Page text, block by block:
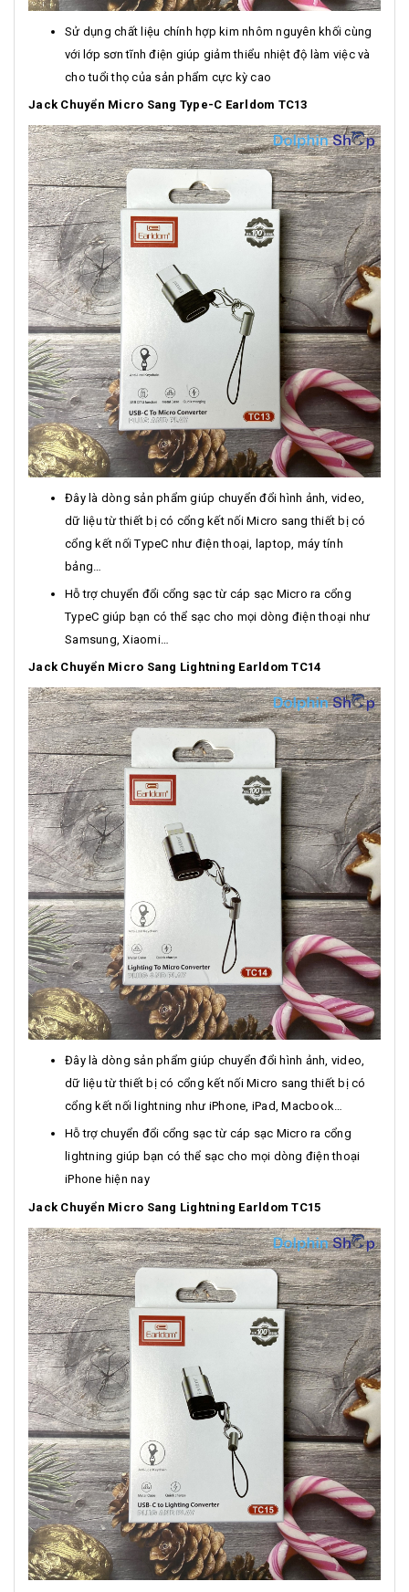
Sử dụng chất liệu chính hợp kim nhôm nguyên khối cùng
với lớp sơn tĩnh điện giúp giảm thiểu nhiệt độ làm việc và
cho tuổi thọ của sản phẩm cực kỳ cao
Jack Chuyển Micro Sang Type-C Earldom TC13
Đây là dòng sản phẩm giúp chuyển đổi hình ảnh, video,
dữ liệu từ thiết bị có cổng kết nối Micro sang thiết bị có
cổng kết nối TypeC như điện thoại, laptop, máy tính
bảng…
Hỗ trợ chuyển đổi cổng sạc từ cáp sạc Micro ra cổng
TypeC giúp bạn có thể sạc cho mọi dòng điện thoại như
Samsung, Xiaomi…
Jack Chuyển Micro Sang Lightning Earldom TC14
Đây là dòng sản phẩm giúp chuyển đổi hình ảnh, video,
dữ liệu từ thiết bị có cổng kết nối Micro sang thiết bị có
cổng kết nối lightning như iPhone, iPad, Macbook…
Hỗ trợ chuyển đổi cổng sạc từ cáp sạc Micro ra cổng
lightning giúp bạn có thể sạc cho mọi dòng điện thoại
iPhone hiện nay
Jack Chuyển Micro Sang Lightning Earldom TC15